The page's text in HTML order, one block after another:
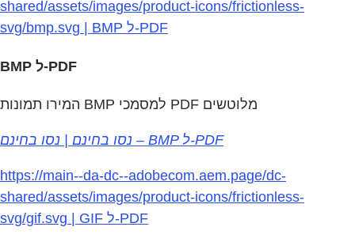
shared/assets/images/product-icons/frictionless-
svg/bmp.svg | BMP ל‏-PDF
BMP ל‏-PDF
המירו תמונות BMP למסמכי PDF מלוטשים
נסו בחינם | נסו בחינם – BMP ל‑PDF
https://main--da-dc--adobecom.aem.page/dc-
shared/assets/images/product-icons/frictionless-
svg/gif.svg | GIF ל‏-PDF